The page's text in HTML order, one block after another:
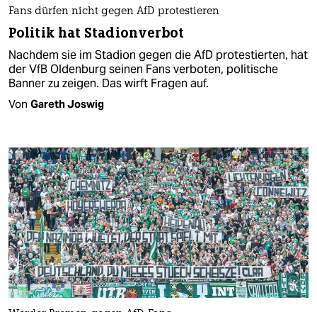
Fans dürfen nicht gegen AfD protestieren
Politik hat Stadionverbot
Nachdem sie im Stadion gegen die AfD protestierten, hat
der VfB Oldenburg seinen Fans verboten, politische
Banner zu zeigen. Das wirft Fragen auf.
Von Gareth Joswig